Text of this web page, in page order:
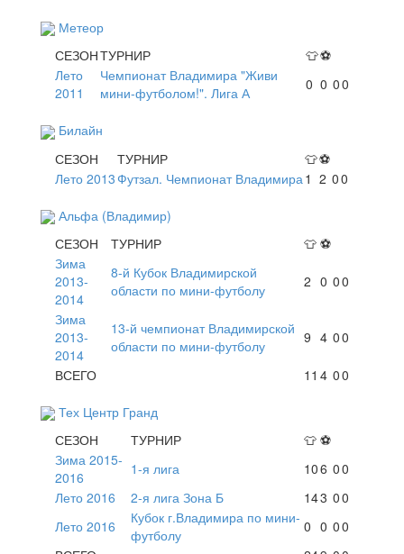
Метеор
СЕЗОНТУРНИР 👕⚽
Лето
2011
Чемпионат Владимира "Живи
мини-футболом!". Лига А
0 0 00
Билайн
СЕЗОН
ТУРНИР 👕⚽
Лето 2013Футзал. Чемпионат Владимира 1 2 00
Альфа (Владимир)
СЕЗОН
ТУРНИР 👕 ⚽
Зима
2013-
2014
8-й Кубок Владимирской
области по мини-футболу
2 0 00
Зима
2013-
2014
13-й чемпионат Владимирской
области по мини-футболу
9 4 00
ВСЕГО 11 4 00
Тех Центр Гранд
СЕЗОН
ТУРНИР 👕 ⚽
Зима 2015-
2016
1-я лига 106 00
Лето 2016
2-я лига Зона Б 143 00
Лето 2016
Кубок г.Владимира по мини-
футболу
0 0 00